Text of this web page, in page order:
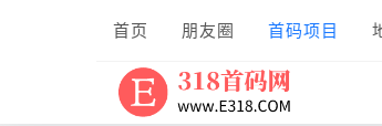
首页 朋友圈 首码项目